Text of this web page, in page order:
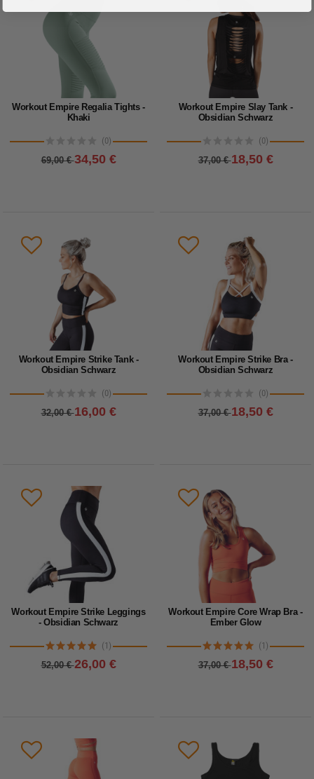
Workout Empire Regalia Tights -
Khaki
(0)
69,00 €34,50 €
Workout Empire Slay Tank -
Obsidian Schwarz
(0)
37,00 €18,50 €
Workout Empire Strike Tank -
Obsidian Schwarz
(0)
32,00 €16,00 €
Workout Empire Strike Bra -
Obsidian Schwarz
(0)
37,00 €18,50 €
Workout Empire Strike Leggings
- Obsidian Schwarz
(1)
52,00 €26,00 €
Workout Empire Core Wrap Bra -
Ember Glow
(1)
37,00 €18,50 €